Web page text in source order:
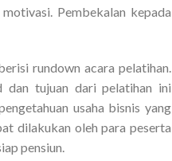
Pembekalan kepada
rundown acara pelatihan.
dan tujuan dari pelatihan ini
usaha bisnis yang
dilakukan oleh para peserta
pensiun.